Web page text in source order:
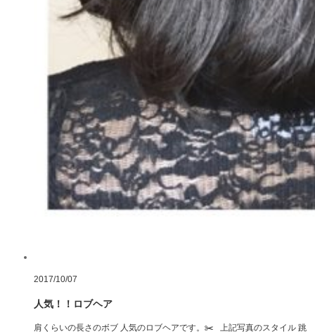
2017/10/07
人気！！ロブヘア
肩くらいの長さのボブ 人気のロブヘアです。✂️ 上記写真のスタイル 跳